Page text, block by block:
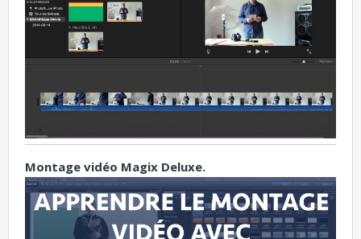
Montage vidéo Magix Deluxe.